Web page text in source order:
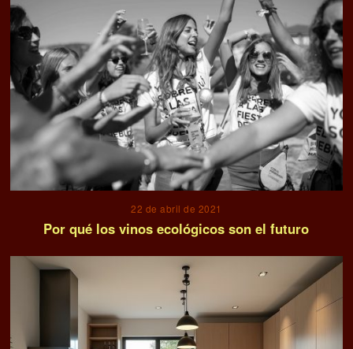
22 de abril de 2021
Por qué los vinos ecológicos son el futuro